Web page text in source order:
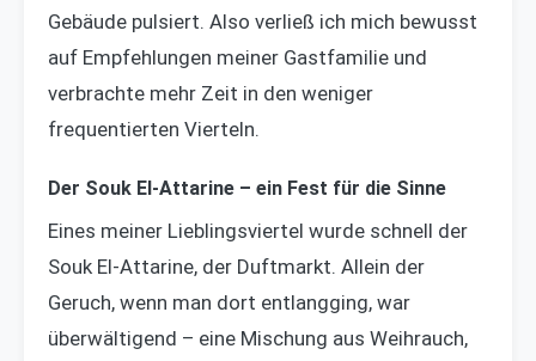
Gebäude pulsiert. Also verließ ich mich bewusst
auf Empfehlungen meiner Gastfamilie und
verbrachte mehr Zeit in den weniger
frequentierten Vierteln.
Der Souk El-Attarine – ein Fest für die Sinne
Eines meiner Lieblingsviertel wurde schnell der
Souk El-Attarine, der Duftmarkt. Allein der
Geruch, wenn man dort entlangging, war
überwältigend – eine Mischung aus Weihrauch,